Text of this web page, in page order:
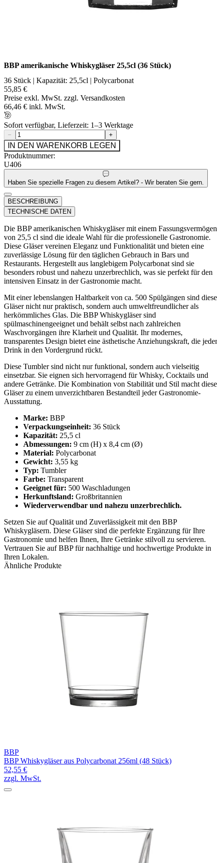
BBP amerikanische Whiskygläser 25,5cl (36 Stück)
36 Stück | Kapazität: 25,5cl | Polycarbonat
55,85 €
Preise exkl. MwSt. zzgl. Versandkosten
66,46 € inkl. MwSt.
Sofort verfügbar, Lieferzeit: 1–3 Werktage
− +
IN DEN WARENKORB LEGEN
Produktnummer:
U406
Haben Sie spezielle Fragen zu diesem Artikel? - Wir beraten Sie gern.
BESCHREIBUNG
TECHNISCHE DATEN
Die BBP amerikanischen Whiskygläser mit einem Fassungsvermögen
von 25,5 cl sind die ideale Wahl für die professionelle Gastronomie.
Diese Gläser vereinen Eleganz und Funktionalität und bieten eine
zuverlässige Lösung für den täglichen Gebrauch in Bars und
Restaurants. Hergestellt aus langlebigem Polycarbonat sind sie
besonders robust und nahezu unzerbrechlich, was sie perfekt für den
intensiven Einsatz in der Gastronomie macht.
Mit einer lebenslangen Haltbarkeit von ca. 500 Spülgängen sind diese
Gläser nicht nur praktisch, sondern auch umweltfreundlicher als
herkömmliches Glas. Die BBP Whiskygläser sind
spülmaschinengeeignet und behält selbst nach zahlreichen
Waschvorgängen ihre Klarheit und Qualität. Ihr modernes,
transparentes Design bietet eine ästhetische Anziehungskraft, die
Drink in den Vordergrund rückt.
Diese Tumbler sind nicht nur funktional, sondern auch vielseitig
einsetzbar. Sie eignen sich hervorragend für Whisky, Cocktails und
andere Getränke. Die Kombination von Stabilität und Stil macht diese
Gläser zu einem unverzichtbaren Bestandteil jeder Gastronomie-
Ausstattung.
Marke: BBP
Verpackungseinheit: 36 Stück
Kapazität: 25,5 cl
Abmessungen: 9 cm (H) x 8,4 cm (Ø)
Material: Polycarbonat
Gewicht: 3,55 kg
Typ: Tumbler
Farbe: Transparent
Geeignet für: 500 Waschladungen
Herkunftsland: Großbritannien
Wiederverwendbar und nahezu unzerbrechlich.
Setzen Sie auf Qualität und Zuverlässigkeit mit den BBP
Whiskygläsern. Diese Gläser sind die perfekte Ergänzung für Ihre
Gastronomie und helfen Ihnen, Ihre Getränke stilvoll zu servieren.
Vertrauen Sie auf BBP für nachhaltige und hochwertige Produkte in
Ihren Lokalen.
Ähnliche Produkte
BBP
BBP Whiskygläser aus Polycarbonat 256ml (48 Stück)
52,55 €
zzgl. MwSt.